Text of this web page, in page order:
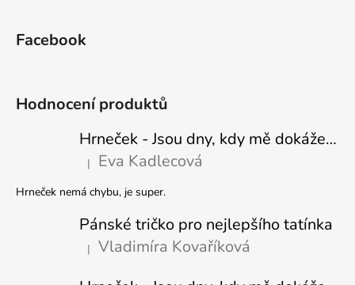
Facebook
Hodnocení produktů
Hrneček - Jsou dny, kdy mě dokáže nasrat i vzduch - Sova
Hodnocení produktu je 5 z 5 hvězdiček.
| Eva Kadlecová
Hrneček nemá chybu, je super.
Pánské tričko pro nejlepšího tatínka
Hodnocení produktu je 5 z 5 hvězdiček.
| Vladimíra Kovaříková